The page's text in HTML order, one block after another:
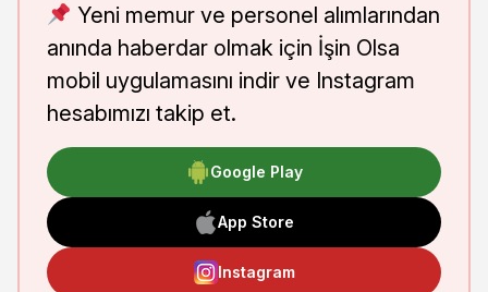
Yeni memur ve personel alımlarından
anında haberdar olmak için İşin Olsa
mobil uygulamasını indir ve Instagram
hesabımızı takip et.
Google Play
App Store
Instagram